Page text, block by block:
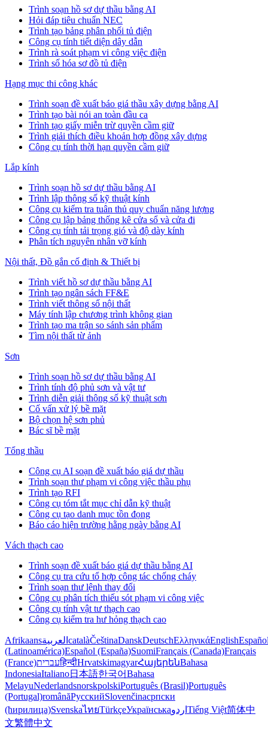
Trình soạn hồ sơ dự thầu bằng AI
Hỏi đáp tiêu chuẩn NEC
Trình tạo bảng phân phối tủ điện
Công cụ tính tiết diện dây dẫn
Trình rà soát phạm vi công việc điện
Trình số hóa sơ đồ tủ điện
Hạng mục thi công khác
Trình soạn đề xuất báo giá thầu xây dựng bằng AI
Trình tạo bài nói an toàn đầu ca
Trình tạo giấy miễn trừ quyền cầm giữ
Trình giải thích điều khoản hợp đồng xây dựng
Công cụ tính thời hạn quyền cầm giữ
Lắp kính
Trình soạn hồ sơ dự thầu bằng AI
Trình lập thông số kỹ thuật kính
Công cụ kiểm tra tuân thủ quy chuẩn năng lượng
Công cụ lập bảng thống kê cửa sổ và cửa đi
Công cụ tính tải trọng gió và độ dày kính
Phân tích nguyên nhân vỡ kính
Nội thất, Đồ gắn cố định & Thiết bị
Trình viết hồ sơ dự thầu bằng AI
Trình tạo ngân sách FF&E
Trình viết thông số nội thất
Máy tính lập chương trình không gian
Trình tạo ma trận so sánh sản phẩm
Tìm nội thất từ ảnh
Sơn
Trình soạn hồ sơ dự thầu bằng AI
Trình tính độ phủ sơn và vật tư
Trình diễn giải thông số kỹ thuật sơn
Cố vấn xử lý bề mặt
Bộ chọn hệ sơn phủ
Bác sĩ bề mặt
Tổng thầu
Công cụ AI soạn đề xuất báo giá dự thầu
Trình soạn thư phạm vi công việc thầu phụ
Trình tạo RFI
Công cụ tóm tắt mục chỉ dẫn kỹ thuật
Công cụ tạo danh mục tồn đọng
Báo cáo hiện trường hằng ngày bằng AI
Vách thạch cao
Trình soạn đề xuất báo giá dự thầu bằng AI
Công cụ tra cứu tổ hợp công tác chống cháy
Trình soạn thư lệnh thay đổi
Công cụ phân tích thiếu sót phạm vi công việc
Công cụ tính vật tư thạch cao
Công cụ kiểm tra hư hỏng thạch cao
Afrikaansالعربية catalàČeštinaDanskDeutschΕλληνικάEnglish
(Latinoamérica)Español (España)SuomiFrançais (Canada)Français
(France)עבריתहिन्दीHrvatskimagyarՀայերենBahasa
IndonesiaItaliano日本語한국어Bahasa
MelayuNederlandsnorskpolskiPortuguês (Brasil)Português
(Portugal)românăРусскийSlovenčinaсрпски
(ћирилица)SvenskaไทยTürkçeУкраїнськаاردو Tiếng Việt简体中
文繁體中文